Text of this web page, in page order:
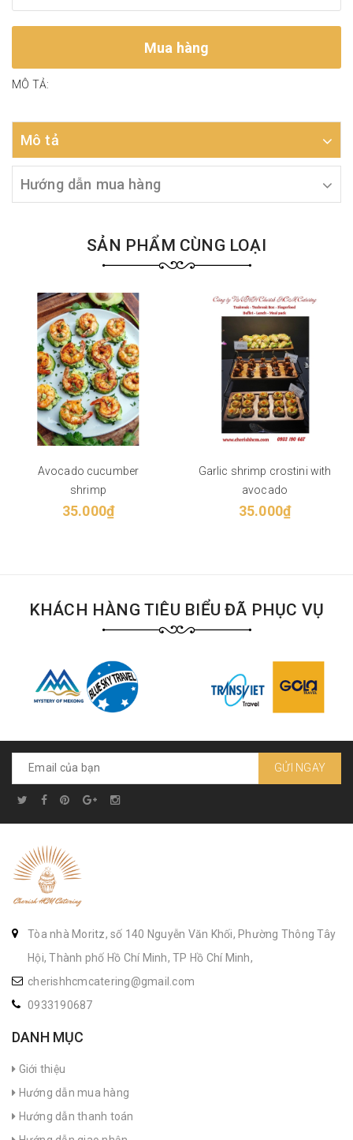
Mua hàng
MÔ TẢ:
Mô tả
Hướng dẫn mua hàng
SẢN PHẨM CÙNG LOẠI
Avocado cucumber
shrimp
35.000₫
Garlic shrimp crostini with
avocado
35.000₫
KHÁCH HÀNG TIÊU BIỂU ĐÃ PHỤC VỤ
GỬI NGAY
Tòa nhà Moritz, số 140 Nguyễn Văn Khối, Phường Thông Tây
Hội, Thành phố Hồ Chí Minh, TP Hồ Chí Minh,
cherishhcmcatering@gmail.com
0933190687
DANH MỤC
Giới thiệu
Hướng dẫn mua hàng
Hướng dẫn thanh toán